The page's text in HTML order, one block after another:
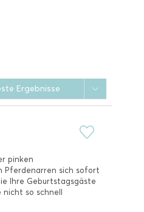
pinken
Pferdenarren sich sofort
Ihre Geburtstagsgäste
nicht so schnell